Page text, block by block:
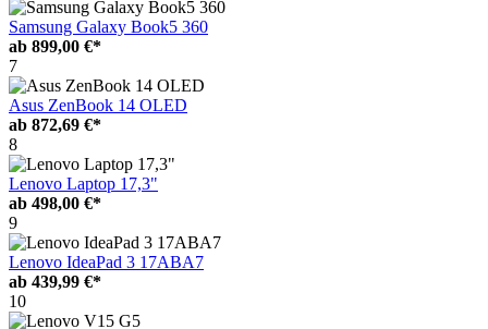
Samsung Galaxy Book5 360
ab 899,00 €*
7
Asus ZenBook 14 OLED
ab 872,69 €*
8
Lenovo Laptop 17,3"
ab 498,00 €*
9
Lenovo IdeaPad 3 17ABA7
ab 439,99 €*
10